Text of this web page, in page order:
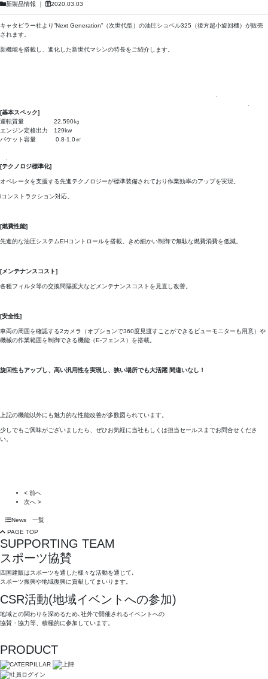
新製品情報 ｜ 2020.03.03
キャタピラー社より”Next Generation”（次世代型）の油圧ショベル325（後方超小旋回機）が販売
されます。
新機能を搭載し、進化した新世代マシンの特長をご紹介します。
.
.
[基本スペック]
運転質量 22,590㎏
エンジン定格出力 129kw
バケット容量 0.8-1.0㎥
.
[テクノロジ標準化]
オペレータを支援する先進テクノロジーが標準装備されており作業効率のアップを実現。
iコンストラクション対応。
[燃費性能]
先進的な油圧システムEHコントロールを搭載。きめ細かい制御で無駄な燃費消費を低減。
[メンテナンスコスト]
各種フィルタ等の交換間隔拡大などメンテナンスコストを見直し改善。
[安全性]
車両の周囲を確認する2カメラ（オプションで360度見渡すことができるビューモニターも用意）や
機械の作業範囲を制御できる機能（E-フェンス）を搭載。
旋回性もアップし、高い汎用性を実現し、狭い場所でも大活躍 間違いなし！
上記の機能以外にも魅力的な性能改善が多数図られています。
少しでもご興味がございましたら、ぜひお気軽に当社もしくは担当セールスまでお問合せくださ
い。
< 前へ
次へ >
News 一覧
PAGE TOP
SUPPORTING TEAM
スポーツ協賛
四国建販はスポーツを通した様々な活動を通じて､
スポーツ振興や地域復興に貢献してまいります。
CSR活動(地域イベントへの参加)
地域との関わりを深めるため､社外で開催されるイベントへの
協賛・協力等、積極的に参加しています。
PRODUCT